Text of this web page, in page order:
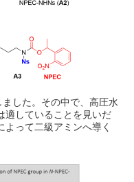
した。その中で、高圧水
適していることを見いだ
よって二級アミンへ導く